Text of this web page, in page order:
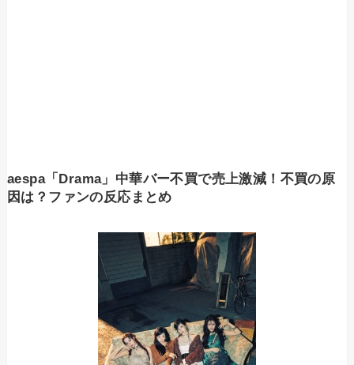
aespa「Drama」中華バー不買で売上激減！不買の原
因は？ファンの反応まとめ